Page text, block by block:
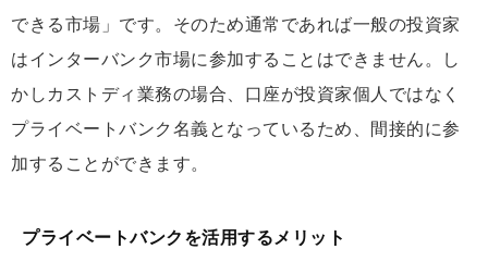
できる市場」です。そのため通常であれば一般の投資家
はインターバンク市場に参加することはできません。し
かしカストディ業務の場合、口座が投資家個人ではなく
プライベートバンク名義となっているため、間接的に参
加することができます。
プライベートバンクを活用するメリット